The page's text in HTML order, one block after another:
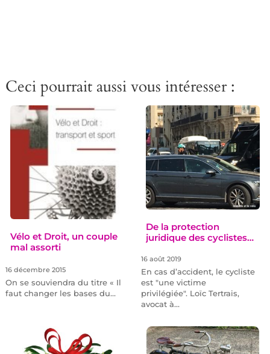
Ceci pourrait aussi vous intéresser :
Vélo et Droit, un couple
mal assorti
16 décembre 2015
On se souviendra du titre « Il
faut changer les bases du…
De la protection
juridique des cyclistes…
16 août 2019
En cas d’accident, le cycliste
est "une victime
privilégiée". Loïc Tertrais,
avocat à…